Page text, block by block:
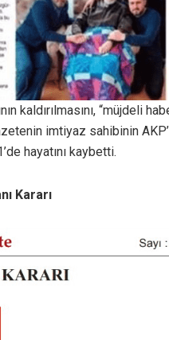
kaldırılmasını, “müjdeli
imtiyaz sahibinin
hayatını kaybetti.
Kararı